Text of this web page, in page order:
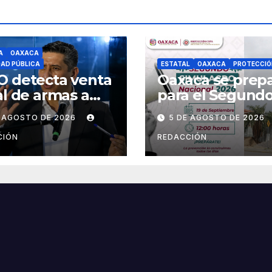
OAXACA
PÚBLICA
detecta venta
de armas a
de redes
inicia
y
riesgos
AGOSTO DE 2026
ESTATAL OAXACA
Oaxaca se
para el
Simulacro
2026, que se
realizará el 19
septiembre
5 DE AGOSTO DE 2026
REDACCIÓN